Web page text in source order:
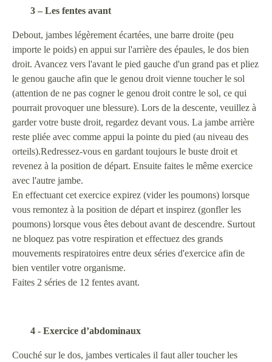
3 – Les fentes avant
Debout, jambes légèrement écartées, une barre droite (peu
importe le poids) en appui sur l'arrière des épaules, le dos bien
droit. Avancez vers l'avant le pied gauche d'un grand pas et pliez
le genou gauche afin que le genou droit vienne toucher le sol
(attention de ne pas cogner le genou droit contre le sol, ce qui
pourrait provoquer une blessure). Lors de la descente, veuillez à
garder votre buste droit, regardez devant vous. La jambe arrière
reste pliée avec comme appui la pointe du pied (au niveau des
orteils).Redressez-vous en gardant toujours le buste droit et
revenez à la position de départ. Ensuite faites le même exercice
avec l'autre jambe.
En effectuant cet exercice expirez (vider les poumons) lorsque
vous remontez à la position de départ et inspirez (gonfler les
poumons) lorsque vous êtes debout avant de descendre. Surtout
ne bloquez pas votre respiration et effectuez des grands
mouvements respiratoires entre deux séries d'exercice afin de
bien ventiler votre organisme.
Faites 2 séries de 12 fentes avant.
4 - Exercice d’abdominaux
Couché sur le dos, jambes verticales il faut aller toucher les